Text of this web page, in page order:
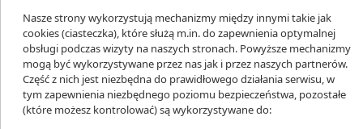
Nasze strony wykorzystują mechanizmy między innymi takie jak
cookies (ciasteczka), które służą m.in. do zapewnienia optymalnej
obsługi podczas wizyty na naszych stronach. Powyższe mechanizmy
mogą być wykorzystywane przez nas jak i przez naszych partnerów.
Część z nich jest niezbędna do prawidłowego działania serwisu, w
tym zapewnienia niezbędnego poziomu bezpieczeństwa, pozostałe
(które możesz kontrolować) są wykorzystywane do: